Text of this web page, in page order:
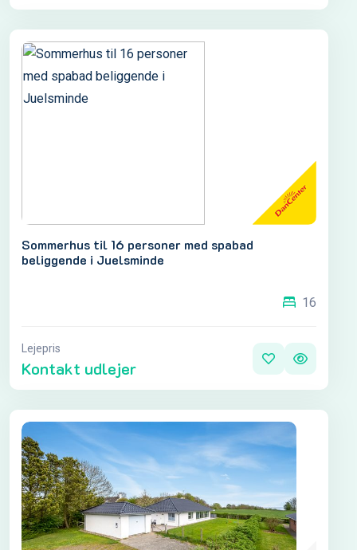
Sommerhus til 16 personer med spabad
beliggende i Juelsminde
16
Lejepris
Kontakt udlejer